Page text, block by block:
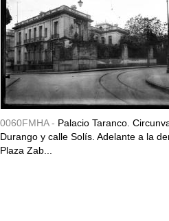
0060FMHA - Palacio Taranco.
Durango y calle Solís. Adelante a la
Plaza Zab...